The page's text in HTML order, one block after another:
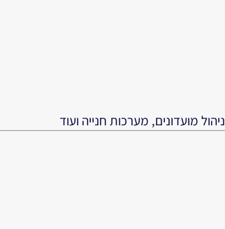
מועדונים, מערכות חנייה ועוד